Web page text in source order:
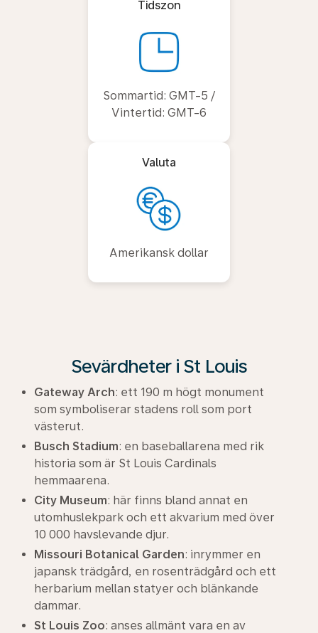
Tidszon
Sommartid: GMT-5 /
Vintertid: GMT-6
Valuta
Amerikansk dollar
Sevärdheter i St Louis
Gateway Arch: ett 190 m högt monument
som symboliserar stadens roll som port
västerut.
Busch Stadium: en baseballarena med rik
historia som är St Louis Cardinals
hemmaarena.
City Museum: här finns bland annat en
utomhuslekpark och ett akvarium med över
10 000 havslevande djur.
Missouri Botanical Garden: inrymmer en
japansk trädgård, en rosenträdgård och ett
herbarium mellan statyer och blänkande
dammar.
St Louis Zoo: anses allmänt vara en av